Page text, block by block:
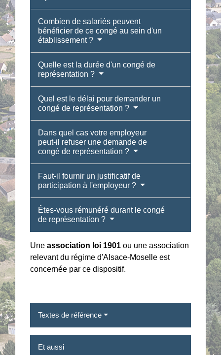
Combien de salariés peuvent
bénéficier de ce congé au sein d'un
établissement ?
Quelle est la durée d'un congé de
représentation ?
Quel est le délai pour demander un
congé de représentation ?
Dans quel cas votre employeur
peut-il refuser une demande de
congé de représentation ?
Faut-il fournir un justificatif de
participation à l'employeur ?
Êtes-vous rémunéré durant le congé
de représentation ?
Uneassociation loi 1901 ou une association
relevant du régime d'Alsace-Moselle est
concernée par ce dispositif.
Textes de référence
Et aussi